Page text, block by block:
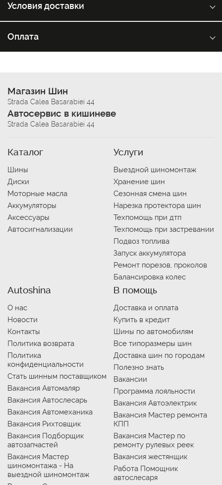
Условия доставки
Оплата
Магазин Шин
Strada Calea Basarabiei 44
Автосервис в кишиневе
Strada Calea Basarabiei 44
Каталог
Шины
Диски
Моторные масла
Аккумуляторы
Аксессуары
Автосигнализации
Услуги
Выездной шиномонтаж
Хранение шин
Сезонная смена шин
Нарезка протектора шин
Техпомощь при дтп
Техпомощь при застревании
Подвоз топлива
Запуск аккумулятора
Ремонт порезов, проколов
Балансировка колес
Autoshina
О нас
Новости
Контакты
Политика возврата
Политика
конфиденциальности
Стать шинным поставщиком
Вакансия Автомаляр
Вакансия Автослесарь
Вакансия Автомеханика
Вакансия Рихтовщик
Вакансия Подборщик
автозапчастей
Вакансия Мастер
шиномонтажа - На
выездной шиномонтаж
В помощь
Доставка и оплата
Купить в кредит
Шины по автомобилям
Все типоразмеры шин
Доставка шин по городам
Полезно знать
Вакансии
Программа лояльности
Вакансия Автоэлектрик
Вакансия Мастер ремонта
КПП
Вакансия Мастер по
ремонту рулевых реек
Вакансия жестянщик
Работа Помощник
автослесаря